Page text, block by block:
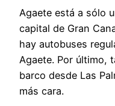
Agaete está a sólo
capital de Gran
hay autobuses
Agaete. Por último,
barco desde Las
más cara.